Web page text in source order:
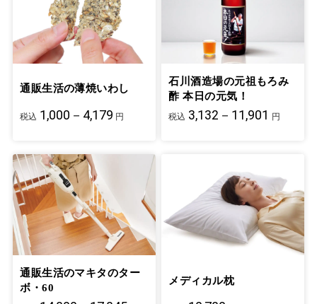
通販生活の薄焼いわし
税込 1,000－4,179 円
石川酒造場の元祖もろみ
酢 本日の元気！
税込 3,132－11,901 円
通販生活のマキタのター
ボ・60
メディカル枕